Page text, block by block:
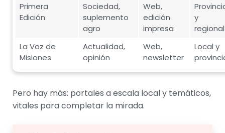
Primera
Edición
Sociedad,
suplemento
agro
Web,
edición
impresa
y
regional
La Voz de
Misiones
Actualidad,
opinión
Web,
newsletter
Local y
Pero hay más: portales a escala local y temáticos,
vitales para completar la mirada.